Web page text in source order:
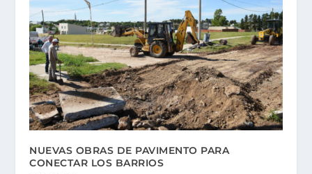
NUEVAS OBRAS DE PAVIMENTO PARA
CONECTAR LOS BARRIOS